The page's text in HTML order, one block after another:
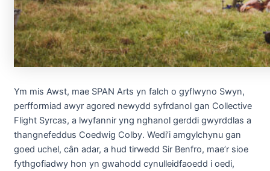
Ym mis Awst, mae SPAN Arts yn falch o gyflwyno Swyn,
perfformiad awyr agored newydd syfrdanol gan Collective
Flight Syrcas, a lwyfannir yng nghanol gerddi gwyrddlas a
thangnefeddus Coedwig Colby. Wedi’i amgylchynu gan
goed uchel, cân adar, a hud tirwedd Sir Benfro, mae’r sioe
fythgofiadwy hon yn gwahodd cynulleidfaoedd i oedi,